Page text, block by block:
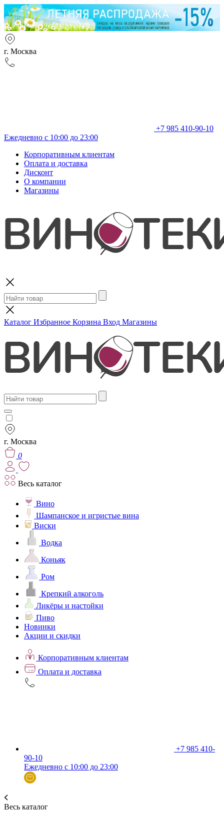
г. Москва
+7 985 410-90-10
Ежедневно с 10:00 до 23:00
Корпоративным клиентам
Оплата и доставка
Дисконт
О компании
Магазины
Каталог Избранное Корзина Вход Магазины
г. Москва
0
Весь каталог
Вино
Шампанское и игристые вина
Виски
Водка
Коньяк
Ром
Крепкий алкоголь
Ликёры и настойки
Пиво
Новинки
Акции и скидки
Корпоративным клиентам
Оплата и доставка
+7 985 410-
90-10
Ежедневно с 10:00 до 23:00
Весь каталог